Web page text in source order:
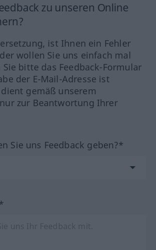
zu unseren Online
ist Ihnen ein Fehler
wollen Sie uns einfach mal
Sie bitte das Feedback-Formular
der E-Mail-Adresse ist
gemäß unserem
zur Beantwortung Ihrer
Sie uns Feedback geben?*